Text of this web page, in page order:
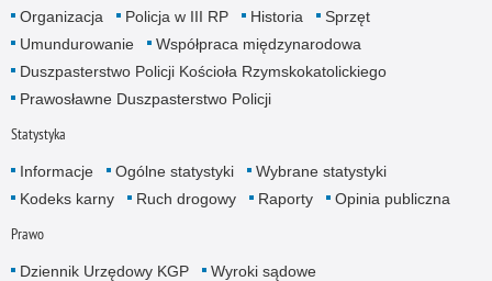
Organizacja
Policja w III RP Historia
Sprzęt
Umundurowanie
Współpraca międzynarodowa
Duszpasterstwo Policji Kościoła Rzymskokatolickiego
Prawosławne Duszpasterstwo Policji
Statystyka
Informacje Ogólne statystyki
Wybrane statystyki
Kodeks karny
Ruch drogowy Raporty Opinia publiczna
Prawo
Dziennik Urzędowy KGP Wyroki sądowe